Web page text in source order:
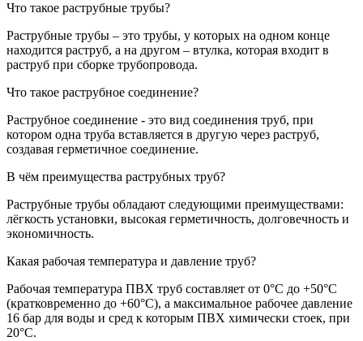
Что такое раструбные трубы?
Раструбные трубы – это трубы, у которых на одном конце
находится раструб, а на другом – втулка, которая входит в
раструб при сборке трубопровода.
Что такое раструбное соединение?
Раструбное соединение - это вид соединения труб, при
котором одна труба вставляется в другую через раструб,
создавая герметичное соединение.
В чём преимущества раструбных труб?
Раструбные трубы обладают следующими преимуществами:
лёгкость установки, высокая герметичность, долговечность и
экономичность.
Какая рабочая температура и давление труб?
Рабочая температура ПВХ труб составляет от 0°С до +50°С
(кратковременно до +60°С), а максимальное рабочее давление
16 бар для воды и сред к которым ПВХ химически стоек, при
20°С.